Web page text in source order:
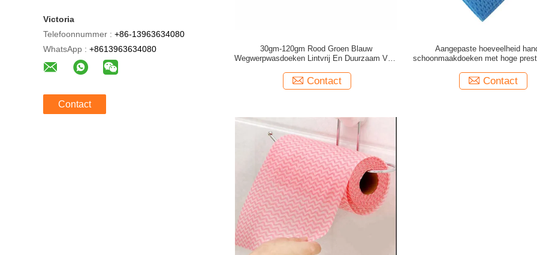
Victoria
Telefoonnummer : +86-13963634080
WhatsApp : +8613963634080
Contact
30gm-120gm Rood Groen Blauw
Wegwerpwasdoeken Lintvrij En Duurzaam Voor
Contact
Aangepaste hoeveelheid
schoonmaakdoeken met hoge
Contact